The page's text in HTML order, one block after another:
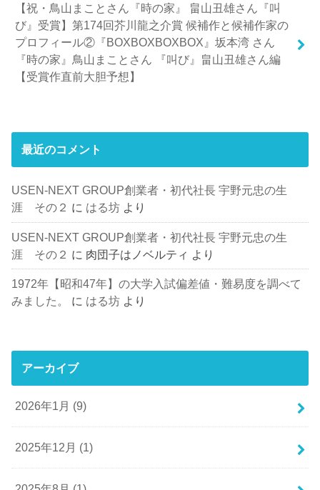
【祝・鳥山まことさん『時の家』 畠山丑雄さん『叫
び』受賞】第174回芥川龍之介賞 候補作と候補作家の
プロフィール②『BOXBOXBOXBOX』坂本湾 さん
『時の家』鳥山まことさん 『叫び』畠山丑雄さん編
【受賞作直前大胆予想】
最近のコメント
USEN-NEXT GROUP創業者・初代社長 宇野元忠の生
涯 その２ に はる坊 より
USEN-NEXT GROUP創業者・初代社長 宇野元忠の生
涯 その２ に 肉団子はノベルティ より
1972年【昭和47年】の大学入試偏差値・難易度を調べて
みました。
に はる坊 より
アーカイブ
2026年1月 (9)
2025年12月 (1)